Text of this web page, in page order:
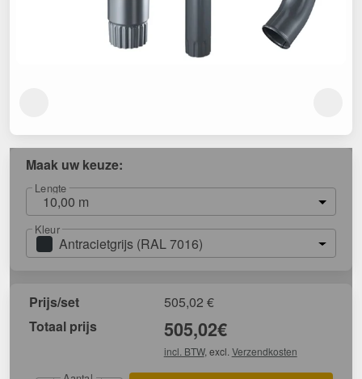
Maak uw keuze:
Lengte
10,00 m
Kleur
Antracietgrijs (RAL 7016)
Prijs/set 505,02 €
Totaal prijs
505,02€
incl. BTW, excl. Verzendkosten